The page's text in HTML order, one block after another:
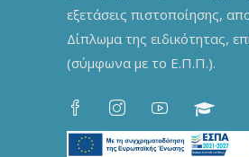
εξετάσεις πιστοποίησης,
Δίπλωμα της ειδικότητας,
(σύμφωνα με το Ε.Π.Π.).